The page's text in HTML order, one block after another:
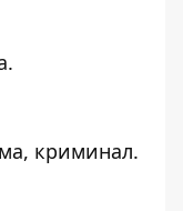
криминал.